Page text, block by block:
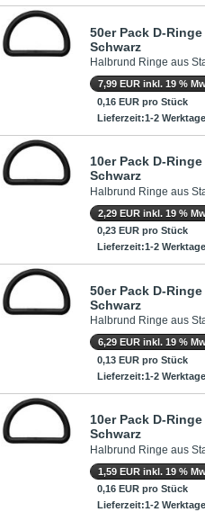
50er Pack D-
Schwarz
Halbrund Ringe aus
7,99 EUR inkl. 19 %
0,16 EUR pro Stück
Lieferzeit:1-2 Werktage
10er Pack D-
Schwarz
Halbrund Ringe aus
2,29 EUR inkl. 19 %
0,23 EUR pro Stück
Lieferzeit:1-2 Werktage
50er Pack D-
Schwarz
Halbrund Ringe aus
6,29 EUR inkl. 19 %
0,13 EUR pro Stück
Lieferzeit:1-2 Werktage
10er Pack D-
Schwarz
Halbrund Ringe aus
1,59 EUR inkl. 19 %
0,16 EUR pro Stück
Lieferzeit:1-2 Werktage